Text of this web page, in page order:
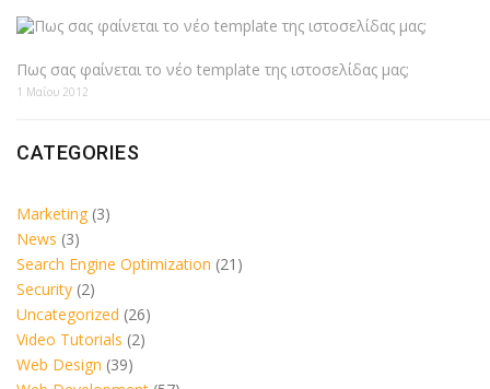
Πως σας φαίνεται το νέο template της ιστοσελίδας μας;
1 Μαΐου 2012
CATEGORIES
Marketing (3)
News (3)
Search Engine Optimization (21)
Security (2)
Uncategorized (26)
Video Tutorials (2)
Web Design (39)